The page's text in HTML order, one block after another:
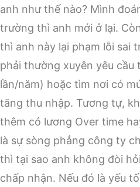
anh như thế nào? Mình
trường thì anh mới ở lại.
thì anh này lại phạm lỗi sai
phải thường xuyên yêu cầu
lần/năm) hoặc tìm nơi có
tăng thu nhập. Tương tự,
thêm có lương Over time
là sự sòng phẳng công ty
thì tại sao anh không đòi
chấp nhận. Nếu đó là yếu